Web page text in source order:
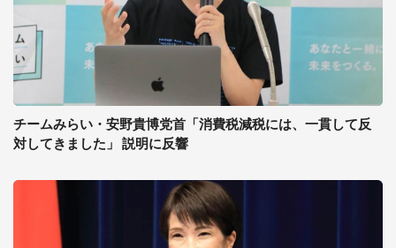
チームみらい・安野貴博党首「消費税減税には、一貫して反
対してきました」 説明に反響